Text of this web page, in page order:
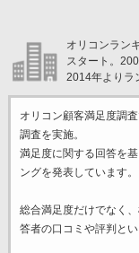
オリコンラン
スタート。
2014年よりラ
オリコン顧客満足度調
調査を実施。
満足度に関する回答を
ングを発表しています。
総合満足度だけでなく
答者の口コミや評判と